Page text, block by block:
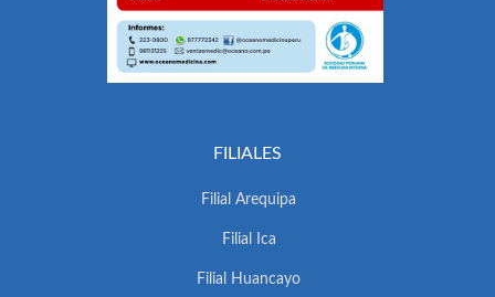
FILIALES
Filial Arequipa
Filial Ica
Filial Huancayo